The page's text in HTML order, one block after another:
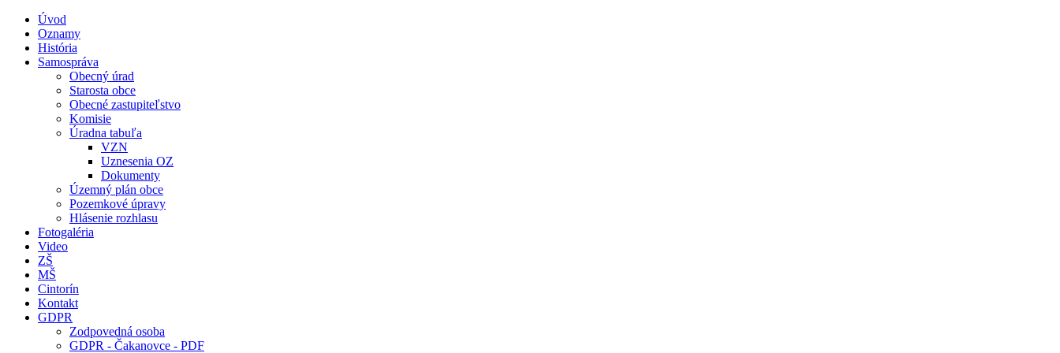
Úvod
Oznamy
História
Samospráva
Obecný úrad
Starosta obce
Obecné zastupiteľstvo
Komisie
Úradna tabuľa
VZN
Uznesenia OZ
Dokumenty
Územný plán obce
Pozemkové úpravy
Hlásenie rozhlasu
Fotogaléria
Video
ZŠ
MŠ
Cintorín
Kontakt
GDPR
Zodpovedná osoba
GDPR - Čakanovce - PDF